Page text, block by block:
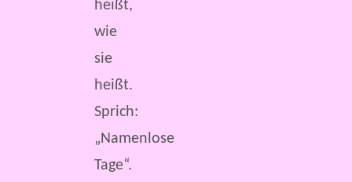
heißt,
wie
sie
heißt.
Sprich:
„Namenlose
Tage“.